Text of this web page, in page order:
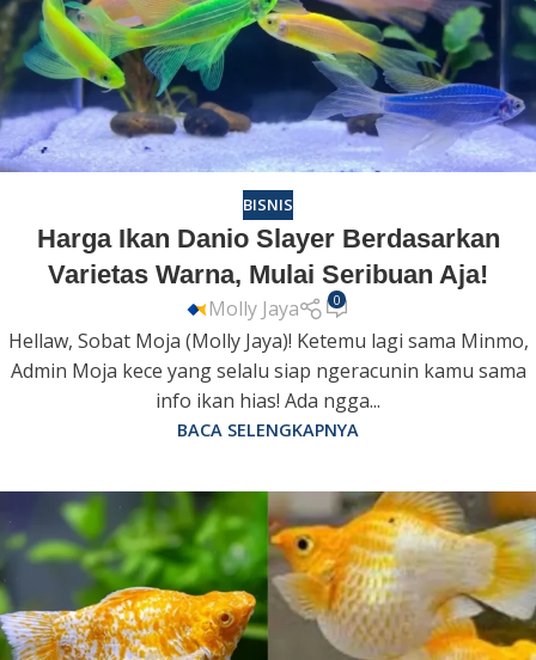
BISNIS
Harga Ikan Danio Slayer Berdasarkan
Varietas Warna, Mulai Seribuan Aja!
Molly Jaya 0
Hellaw, Sobat Moja (Molly Jaya)! Ketemu lagi sama Minmo,
Admin Moja kece yang selalu siap ngeracunin kamu sama
info ikan hias! Ada ngga...
BACA SELENGKAPNYA